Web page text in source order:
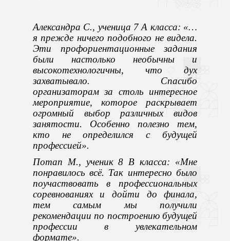
Александра С., ученица 7 А класса: «…
я прежде ничего подобного не видела.
Эти профориентационные задания
были настолько необычны и
высокотехнологичны, что дух
захватывало. Спасибо
организаторам за столь интересное
мероприятие, которое раскрывает
огромный выбор различных видов
занятости. Особенно полезно тем,
кто не определился с будущей
профессией».
Потап М., ученик 8 В класса: «Мне
понравилось всё. Так интересно было
поучаствовать в профессиональных
соревнованиях и дойти до финала,
тем самым мы получили
рекомендации по построению будущей
профессии в увлекательном
формате».